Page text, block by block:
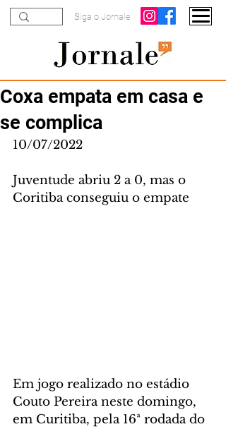
Siga o Jornale
Coxa empata em casa e
se complica
10/07/2022
Juventude abriu 2 a 0, mas o
Coritiba conseguiu o empate
Em jogo realizado no estádio
Couto Pereira neste domingo,
em Curitiba, pela 16ª rodada do